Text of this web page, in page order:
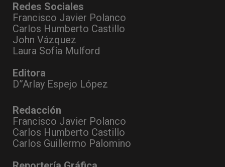
Redes Sociales
Francisco Javier Polanco
Carlos Humberto Castillo
John Vázquez
Laura Sofía Mulford
Editora
D”Arlay Espejo López
Redacción
Francisco Javier Polanco
Carlos Humberto Castillo
Carlos Guillermo Palomino